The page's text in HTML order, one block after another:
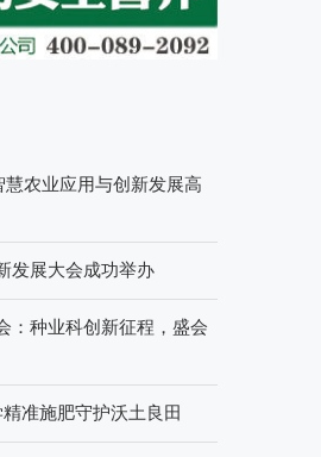
农业应用与创新发展高
发展大会成功举办
：种业科创新征程，盛会
准施肥守护沃土良田